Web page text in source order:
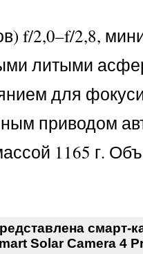
f/2,0–f/2,8,
литыми
для
приводом
1165 г.
смарт-
Solar Camera 4